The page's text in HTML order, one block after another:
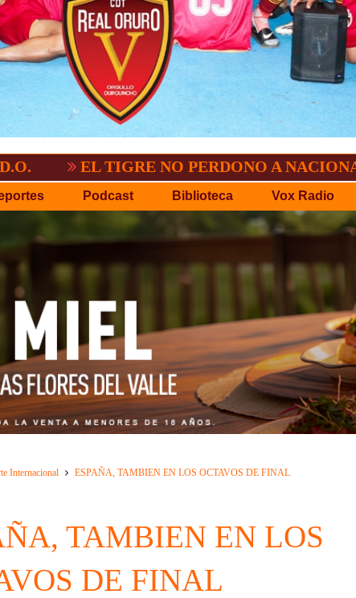
EL TIGRE NO PERDONO A NACIONAL:2-3
Podcast Biblioteca Vox Radio
Internacional ESPAÑA, TAMBIEN EN LOS OCTAVOS DE FINAL
TAMBIEN EN LOS
DE FINAL